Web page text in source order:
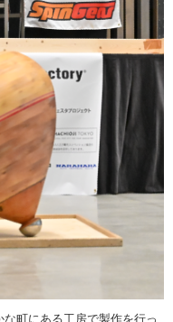
町にある工房で製作を行っ